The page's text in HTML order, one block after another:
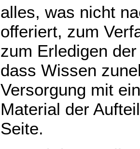
alles, was nicht
offeriert, zum
zum Erledigen
dass Wissen
Versorgung mit
Material der
Seite.